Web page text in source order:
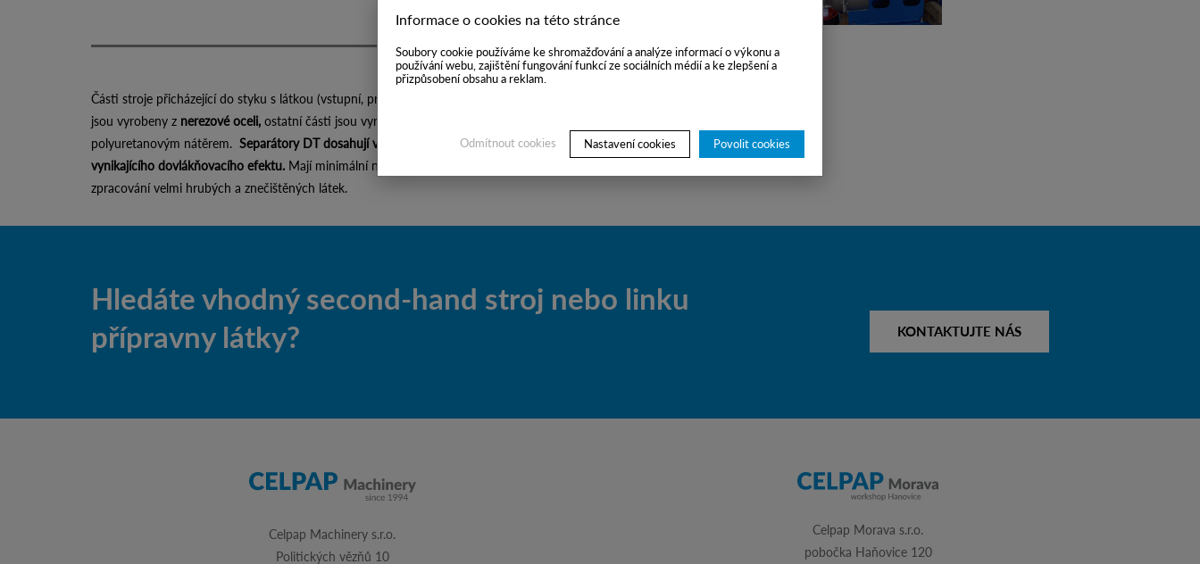
Informace o cookies na této stránce
Soubory cookie používáme ke shromažďování a analýze informací o výkonu a
používání webu, zajištění fungování funkcí ze sociálních médií a ke zlepšení a
přizpůsobení obsahu a reklam.
Povolit cookies
Nastavení cookies
Odmítnout cookies
Části stroje přicházející do styku s látkou (vstupní, pracovní a výstupní komora)
jsou vyrobeny z nerezové oceli, ostatní části jsou vyrobeny z konstrukční oceli opatřené
polyuretanovým nátěrem. Separátory DT dosahují vysoké účinnosti třídění a
vynikajícího dovlákňovacího efektu. Mají minimální nároky na obsluhu a údržbu i při
zpracování velmi hrubých a znečištěných látek.
Hledáte vhodný second-hand stroj nebo linku
přípravny látky?
KONTAKTUJTE NÁS
Celpap Machinery s.r.o.
Politických vězňů 10
Celpap Morava s.r.o.
pobočka Haňovice 120